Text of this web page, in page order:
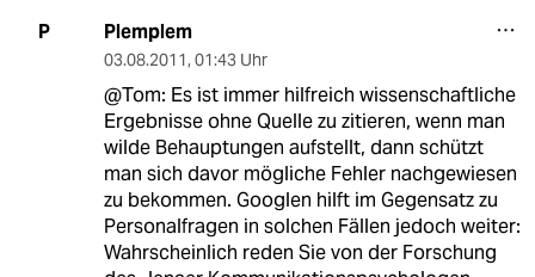
P Plemplem
03.08.2011, 01:43 Uhr
@Tom: Es ist immer hilfreich wissenschaftliche
Ergebnisse ohne Quelle zu zitieren, wenn man
wilde Behauptungen aufstellt, dann schützt
man sich davor mögliche Fehler nachgewiesen
zu bekommen. Googlen hilft im Gegensatz zu
Personalfragen in solchen Fällen jedoch weiter:
Wahrscheinlich reden Sie von der Forschung